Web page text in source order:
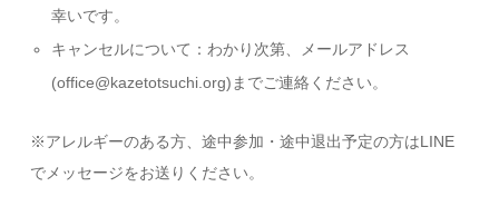
幸いです。
キャンセルについて：わかり次第、メールアドレス
(office@kazetotsuchi.org)までご連絡ください。
※アレルギーのある方、途中参加・途中退出予定の方はLINE
でメッセージをお送りください。